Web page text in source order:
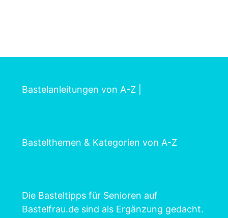
Bastelanleitungen von A-Z
Bastelthemen & Kategorien von A-Z
Die Basteltipps für Senioren auf
Bastelfrau.de sind als Ergänzung gedacht.